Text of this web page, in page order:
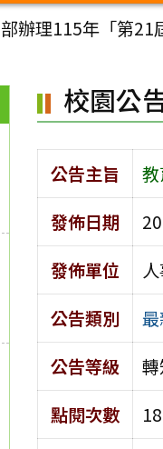
辦理115年「第21
校園公
公告主旨
發佈日期
發佈單位
公告類別
公告等級
點閱次數